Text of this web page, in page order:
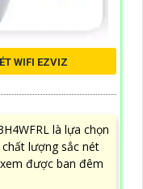
WIFI EZVIZ
là lựa chọn
lượng sắc nét
được ban đêm